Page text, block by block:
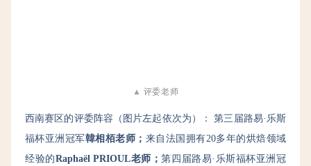
▲ 评委老师
西南赛区的评委阵容（ 图片左起依次为 ）：
第三届路易·乐斯
福杯亚洲冠军韓相栢老师； 来自法国 拥有20多年的烘焙领域
经验的Raphaël PRIOUL老师； 第四届路易·乐斯福杯亚洲冠